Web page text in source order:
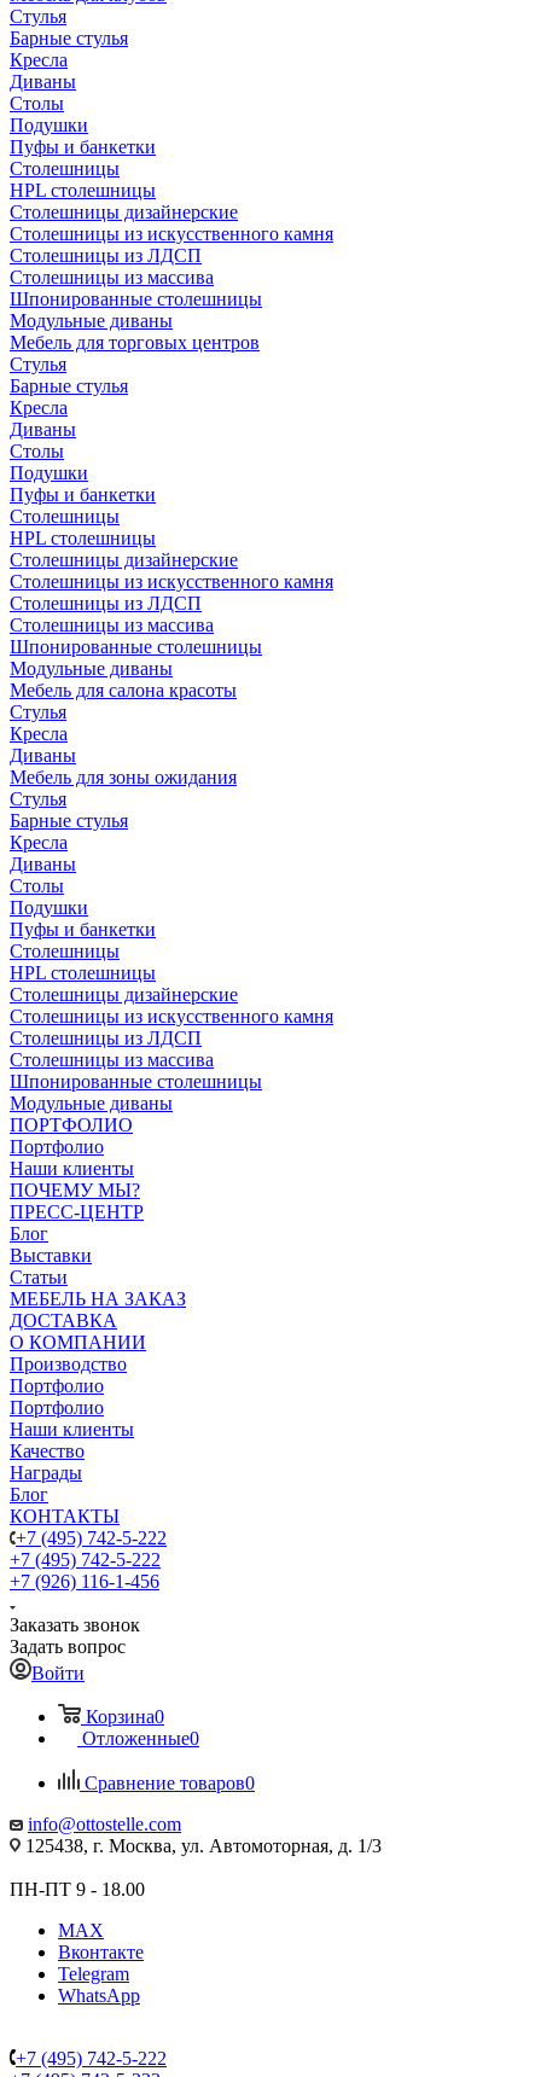
Стулья
Барные стулья
Кресла
Диваны
Столы
Подушки
Пуфы и банкетки
Столешницы
HPL столешницы
Столешницы дизайнерские
Столешницы из искусственного камня
Столешницы из ЛДСП
Столешницы из массива
Шпонированные столешницы
Модульные диваны
Мебель для торговых центров
Стулья
Барные стулья
Кресла
Диваны
Столы
Подушки
Пуфы и банкетки
Столешницы
HPL столешницы
Столешницы дизайнерские
Столешницы из искусственного камня
Столешницы из ЛДСП
Столешницы из массива
Шпонированные столешницы
Модульные диваны
Мебель для салона красоты
Стулья
Кресла
Диваны
Мебель для зоны ожидания
Стулья
Барные стулья
Кресла
Диваны
Столы
Подушки
Пуфы и банкетки
Столешницы
HPL столешницы
Столешницы дизайнерские
Столешницы из искусственного камня
Столешницы из ЛДСП
Столешницы из массива
Шпонированные столешницы
Модульные диваны
ПОРТФОЛИО
Портфолио
Наши клиенты
ПОЧЕМУ МЫ?
ПРЕСС-ЦЕНТР
Блог
Выставки
Статьи
МЕБЕЛЬ НА ЗАКАЗ
ДОСТАВКА
О КОМПАНИИ
Производство
Портфолио
Портфолио
Наши клиенты
Качество
Награды
Блог
КОНТАКТЫ
+7 (495) 742-5-222
+7 (495) 742-5-222
+7 (926) 116-1-456
Заказать звонок
Задать вопрос
Войти
Корзина0
Отложенные0
Сравнение товаров0
info@ottostelle.com
125438, г. Москва, ул. Автомоторная, д. 1/3
ПН-ПТ 9 - 18.00
MAX
Вконтакте
Telegram
WhatsApp
+7 (495) 742-5-222